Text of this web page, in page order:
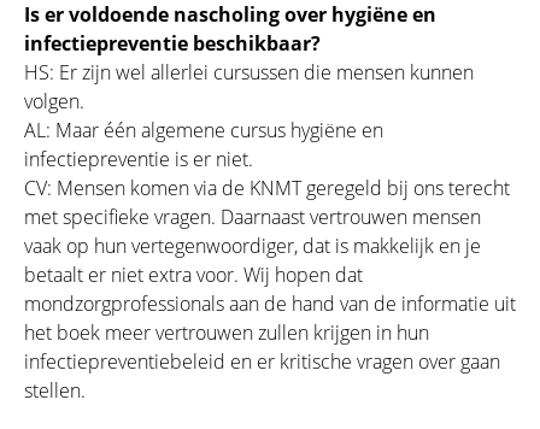
Is er voldoende nascholing over hygiëne en
infectiepreventie beschikbaar?
HS: Er zijn wel allerlei cursussen die mensen kunnen
volgen.
AL: Maar één algemene cursus hygiëne en
infectiepreventie is er niet.
CV: Mensen komen via de KNMT geregeld bij ons terecht
met specifieke vragen. Daarnaast vertrouwen mensen
vaak op hun vertegenwoordiger, dat is makkelijk en je
betaalt er niet extra voor. Wij hopen dat
mondzorgprofessionals aan de hand van de informatie uit
het boek meer vertrouwen zullen krijgen in hun
infectiepreventiebeleid en er kritische vragen over gaan
stellen.